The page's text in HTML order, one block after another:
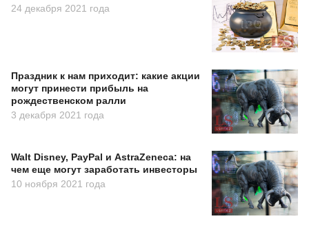
24 декабря 2021 года
Праздник к нам приходит: какие акции
могут принести прибыль на
рождественском ралли
3 декабря 2021 года
Walt Disney, PayPal и AstraZeneca: на
чем еще могут заработать инвесторы
10 ноября 2021 года